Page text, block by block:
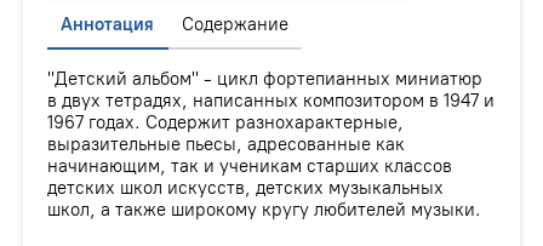
Аннотация Содержание
"Детский альбом" - цикл фортепианных миниатюр
в двух тетрадях, написанных композитором в 1947 и
1967 годах. Содержит разнохарактерные,
выразительные пьесы, адресованные как
начинающим, так и ученикам старших классов
детских школ искусств, детских музыкальных
школ, а также широкому кругу любителей музыки.